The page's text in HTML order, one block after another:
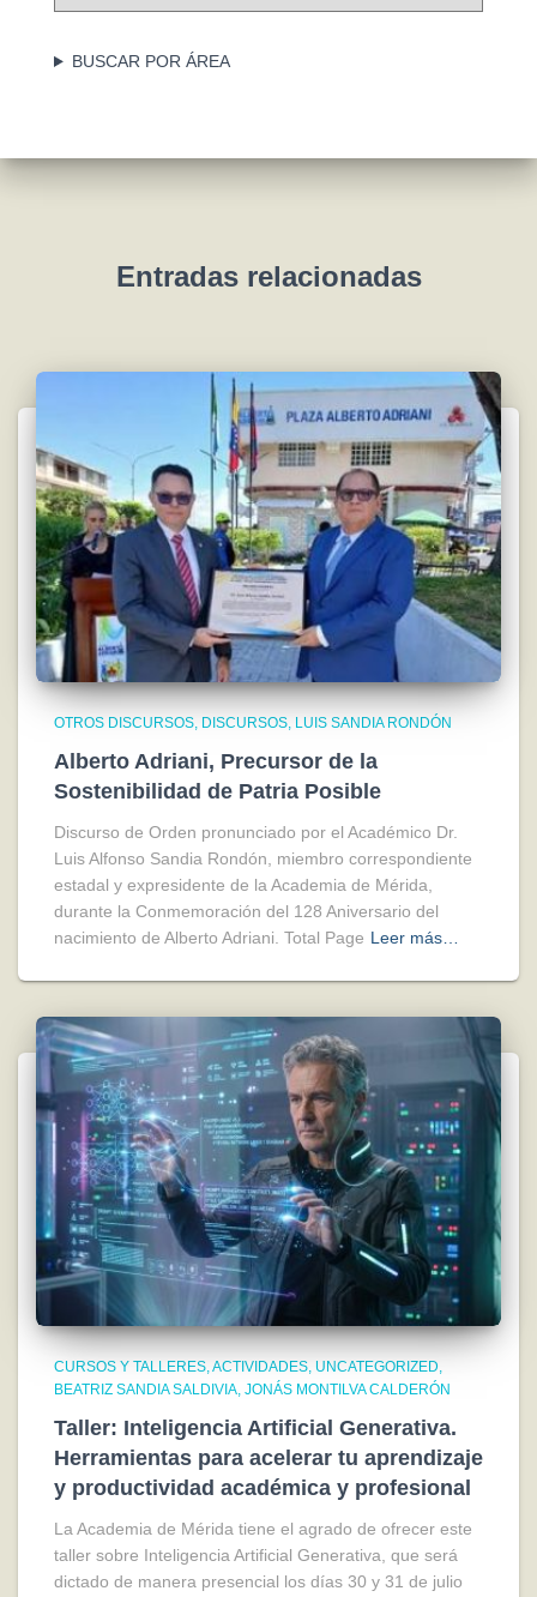
s
h
s
BUSCAR POR ÁREA
Entradas relacionadas
OTROS DISCURSOS DISCURSOS LUIS SANDIA RONDÓN
Alberto Adriani, Precursor de la
Sostenibilidad de Patria Posible
Discurso de Orden pronunciado por el Académico Dr.
Luis Alfonso Sandia Rondón, miembro correspondiente
estadal y expresidente de la Academia de Mérida,
durante la Conmemoración del 128 Aniversario del
nacimiento de Alberto Adriani. Total Page Leer más…
CURSOS Y TALLERES ACTIVIDADES UNCATEGORIZED
BEATRIZ SANDIA SALDIVIA JONÁS MONTILVA CALDERÓN
Taller: Inteligencia Artificial Generativa.
Herramientas para acelerar tu aprendizaje
y productividad académica y profesional
La Academia de Mérida tiene el agrado de ofrecer este
taller sobre Inteligencia Artificial Generativa, que será
dictado de manera presencial los días 30 y 31 de julio